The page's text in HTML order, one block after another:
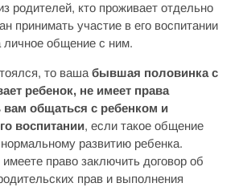
родителей, кто проживает отдельно
принимать участие в его воспитании
личное общение с ним.
то ваша бывшая половинка с
ребенок, не имеет права
вам общаться с ребенком и
воспитании, если такое общение
развитию ребенка.
право заключить договор об
прав и выполнения